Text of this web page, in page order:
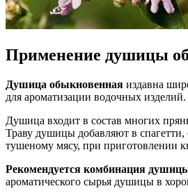
Применение душицы
Душица обыкновенная издавна
для ароматизации водочных изделий.
Душица входит в состав многих
Траву душицы добавляют в
тушеному мясу, при приготовлении
Рекомендуется комбинация
ароматического сырья душицы в